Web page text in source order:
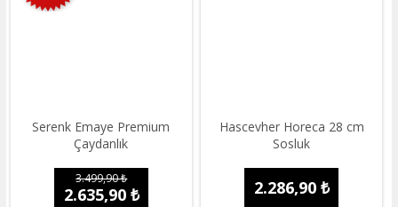
Serenk Emaye Premium
Çaydanlık
3.499,90 ₺
2.635,90 ₺
Hascevher Horeca 28 cm
Sosluk
2.286,90 ₺